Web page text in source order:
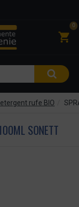
0
rufe BIO
SONETT